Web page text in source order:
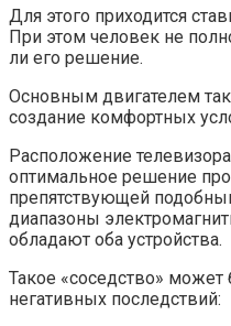
Для этого приходится
При этом человек не
ли его решение.
Основным двигателем
создание комфортных
Расположение
оптимальное решение
препятствующей
диапазоны
обладают оба устройства.
Такое «соседство»
негативных последствий: